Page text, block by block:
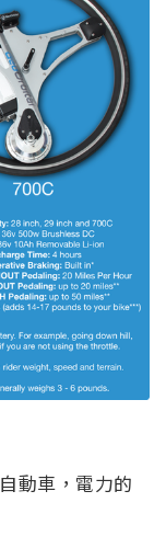
動車，電力的